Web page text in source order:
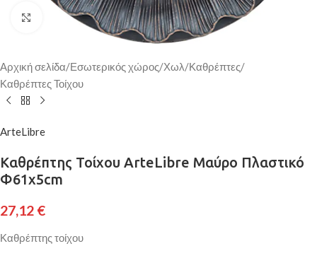
Κάντε κλικ για μεγέθυνση
Αρχική σελίδα/Εσωτερικός χώρος/Χωλ/Καθρέπτες/
Καθρέπτες Τοίχου
ArteLibre
Καθρέπτης Τοίχου ArteLibre Μαύρο Πλαστικό
Φ61x5cm
27,12 €
Καθρέπτης τοίχου